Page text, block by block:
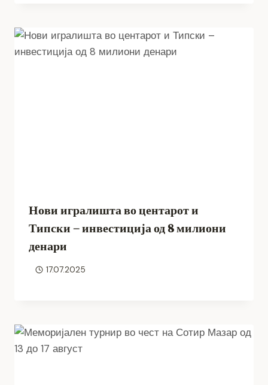
Нови игралишта во центарот и
Типски – инвестиција од 8 милиони
денари
17.07.2025